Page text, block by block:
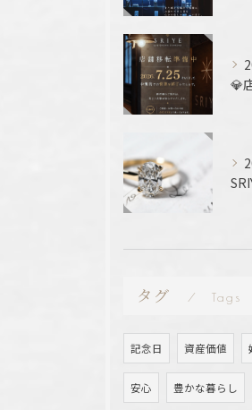
タグ Tags
記念日 資産価値
安心 豊かな暮らし